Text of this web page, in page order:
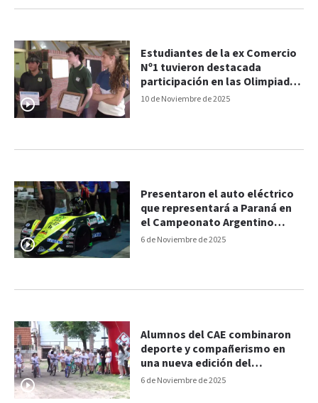
10 de Noviembre de 2025
Estudiantes de la ex Comercio
Nº1 tuvieron destacada
participación en las Olimpiadas
Nacionales de Física y Química
6 de Noviembre de 2025
Presentaron el auto eléctrico
que representará a Paraná en
el Campeonato Argentino
Desafío Eco YPF 2025
6 de Noviembre de 2025
Alumnos del CAE combinaron
deporte y compañerismo en
una nueva edición del
“Dúotriatlón”